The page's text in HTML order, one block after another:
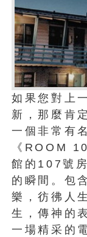
如果您對上
新，那麼肯
一個非常有
《ROOM
館的107號
的瞬間。包
樂，彷彿人
生，傳神的
一場精采的